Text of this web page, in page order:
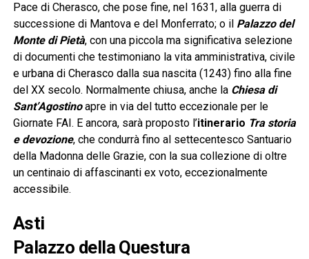
Pace di Cherasco, che pose fine, nel 1631, alla guerra di
successione di Mantova e del Monferrato; o il Palazzo del
Monte di Pietà, con una piccola ma significativa selezione
di documenti che testimoniano la vita amministrativa, civile
e urbana di Cherasco dalla sua nascita (1243) fino alla fine
del XX secolo. Normalmente chiusa, anche la Chiesa di
Sant’Agostinoapre in via del tutto eccezionale per le
Giornate FAI. E ancora, sarà proposto l’itinerario Tra storia
e devozione, che condurrà fino al settecentesco Santuario
della Madonna delle Grazie, con la sua collezione di oltre
un centinaio di affascinanti ex voto, eccezionalmente
accessibile.
Asti
Palazzo della Questura